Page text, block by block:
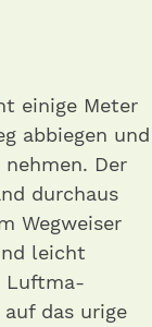
einige Meter
abbiegen und
Der
durchaus
Wegweiser
leicht
Luftma­
das urige